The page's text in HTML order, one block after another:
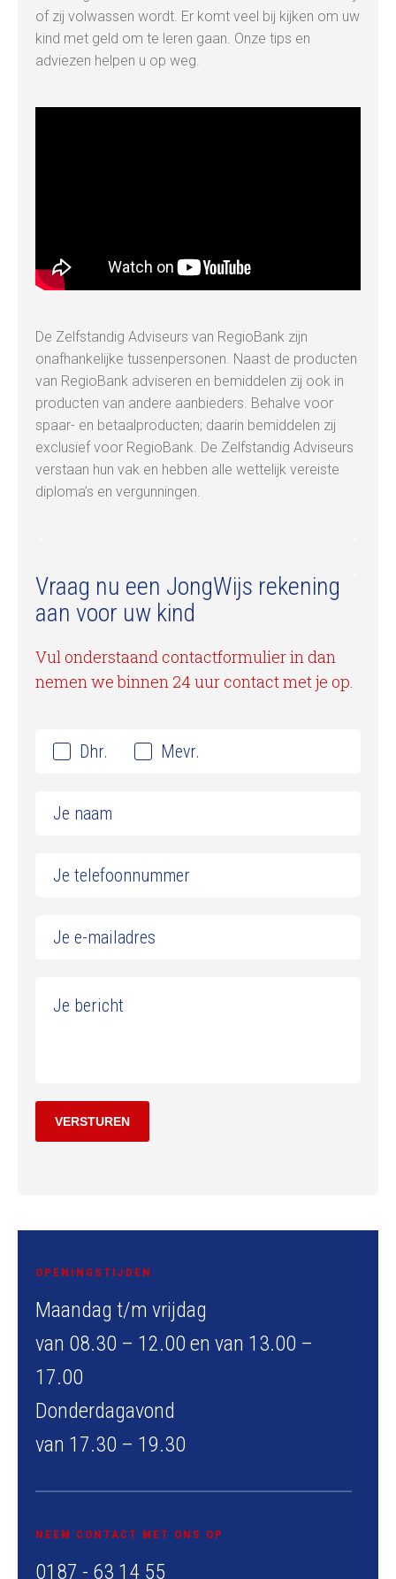
of zij volwassen wordt. Er komt veel bij kijken om uw
kind met geld om te leren gaan. Onze tips en
adviezen helpen u op weg.
De Zelfstandig Adviseurs van RegioBank zijn
onafhankelijke tussenpersonen. Naast de producten
van RegioBank adviseren en bemiddelen zij ook in
producten van andere aanbieders. Behalve voor
spaar- en betaalproducten; daarin bemiddelen zij
exclusief voor RegioBank. De Zelfstandig Adviseurs
verstaan hun vak en hebben alle wettelijk vereiste
diploma’s en vergunningen.
Vraag nu een JongWijs rekening
aan voor uw kind
Vul onderstaand contactformulier in dan
nemen we binnen 24 uur contact met je op.
Dhr. Mevr.
OPENINGSTIJDEN
Maandag t/m vrijdag
van 08.30 – 12.00 en van 13.00 –
17.00
Donderdagavond
van 17.30 – 19.30
NEEM CONTACT MET ONS OP
0187 - 63 14 55